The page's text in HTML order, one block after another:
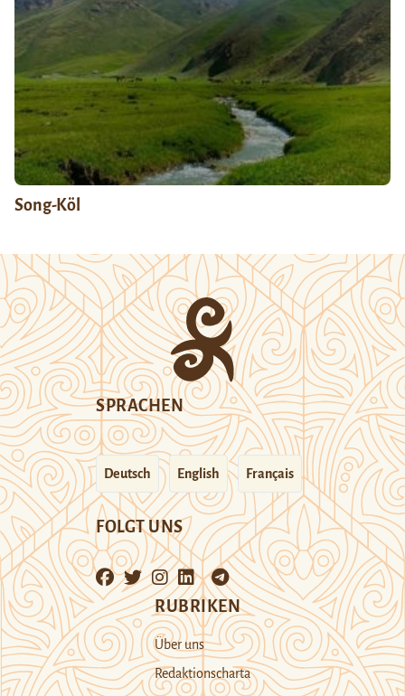
Song-Köl
SPRACHEN
Deutsch English Français
FOLGT UNS
RUBRIKEN
Über uns
Redaktionscharta